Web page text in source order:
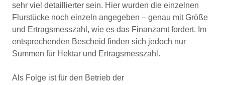
sehr viel detaillierter sein. Hier wurden die einzelnen
Flurstücke noch einzeln angegeben – genau mit Größe
und Ertragsmesszahl, wie es das Finanzamt fordert. Im
entsprechenden Bescheid finden sich jedoch nur
Summen für Hektar und Ertragsmesszahl.
Als Folge ist für den Betrieb der